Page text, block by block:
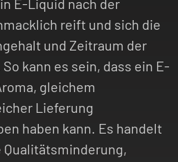
E-Liquid nach der
reift und sich die
und Zeitraum der
kann es sein, dass ein E-
gleichem
Lieferung
haben kann. Es handelt